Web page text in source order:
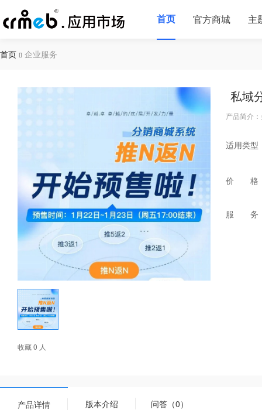
首页 官方商城 主
首页 企业服务
收藏 0 人
私域
产品简介
适用类型
价 格
服 务
产品详情 版本介绍 问答（0）